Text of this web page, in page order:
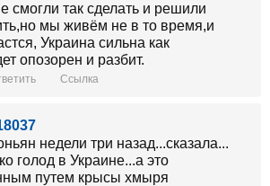
смогли так сделать и решили
мы живём не в то время,и
Украина сильна как
опозорен и разбит.
Ссылка
недели три назад...сказала...
голод в Украине...а это
путем крысы хмыря